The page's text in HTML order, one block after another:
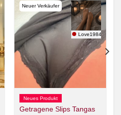
Neuer Verkäufer
Love1984
Neues Produkt
Getragene Slips Tangas